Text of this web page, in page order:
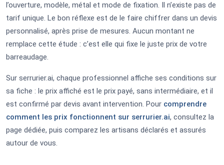
l’ouverture, modèle, métal et mode de fixation. Il n’existe pas de
tarif unique. Le bon réflexe est de le faire chiffrer dans un devis
personnalisé, après prise de mesures. Aucun montant ne
remplace cette étude : c’est elle qui fixe le juste prix de votre
barreaudage.
Sur serrurier.ai, chaque professionnel affiche ses conditions sur
sa fiche : le prix affiché est le prix payé, sans intermédiaire, et il
est confirmé par devis avant intervention. Pour comprendre
comment les prix fonctionnent sur serrurier.ai, consultez la
page dédiée, puis comparez les artisans déclarés et assurés
autour de vous.